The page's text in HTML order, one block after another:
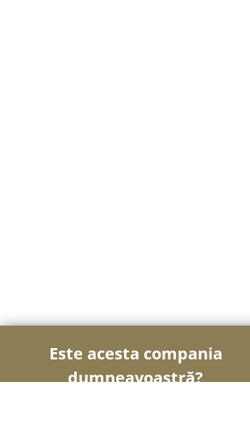
Este acesta compania
dumneavoastră?